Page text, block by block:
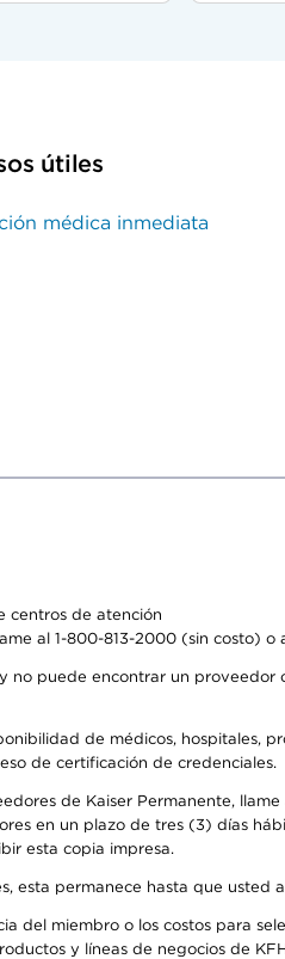
útiles
médica inmediata
centros de atención
al 1-800-813-2000 (sin costo) o
puede encontrar un proveedor
de médicos, hospitales,
de certificación de credenciales.
de Kaiser Permanente,
en un plazo de tres (3) días
esta copia impresa.
permanece hasta que
del miembro o los costos para
y líneas de negocios de